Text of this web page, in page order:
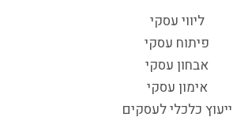
ליווי עסקי
פיתוח עסקי
אבחון עסקי
אימון עסקי
ייעוץ כלכלי לעסקים